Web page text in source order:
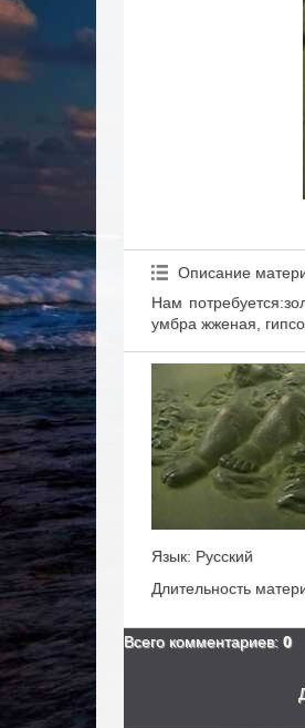
Описание
Нам
умбра жженая,
Язык: Русский
Длительность
Всего комментариев: 0